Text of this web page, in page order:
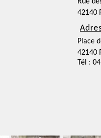
42140
Place
42140
Tél :